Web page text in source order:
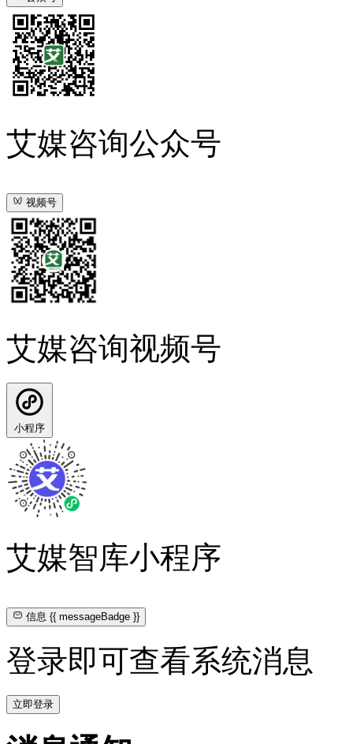
艾媒咨询公众号
视频号
艾媒咨询视频号
小程序
艾媒智库小程序
信息{{ messageBadge }}
登录即可查看系统消息
立即登录